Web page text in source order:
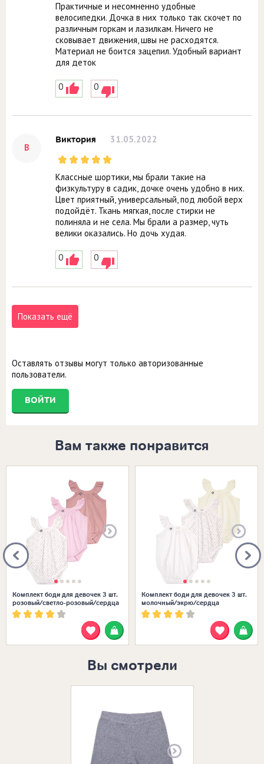
Практичные и несомненно удобные
велосипедки. Дочка в них только так скочет по
различным горкам и лазилкам. Ничего не
сковывает движения, швы не расходятся.
Материал не боится зацепил. Удобный вариант
для деток
0 0
В
Виктория 31.05.2022
Классные шортики, мы брали такие на
физкультуру в садик, дочке очень удобно в них.
Цвет приятный, универсальный, под любой верх
подойдёт. Ткань мягкая, после стирки не
полиняла и не села. Мы брали а размер, чуть
велики оказались. Но дочь худая.
0 0
Показать ещё
Оставлять отзывы могут только авторизованные
пользователи.
ВОЙТИ
Вам также понравится
Размеры в наличии: Размеры в наличии:
Комплект боди для девочек 3 шт.
розовый/светло-розовый/сердца
Комплект боди для девочек 3 шт.
молочный/экрю/сердца
Вы смотрели